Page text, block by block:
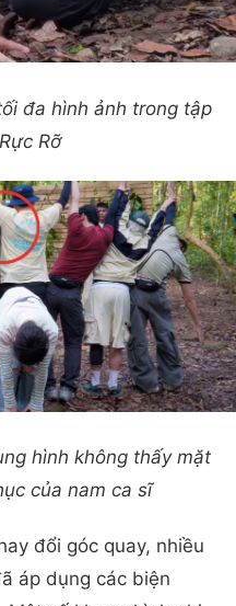
đa hình ảnh trong tập
Rỡ
hình không thấy mặt
của nam ca sĩ
đổi góc quay, nhiều
áp dụng các biện